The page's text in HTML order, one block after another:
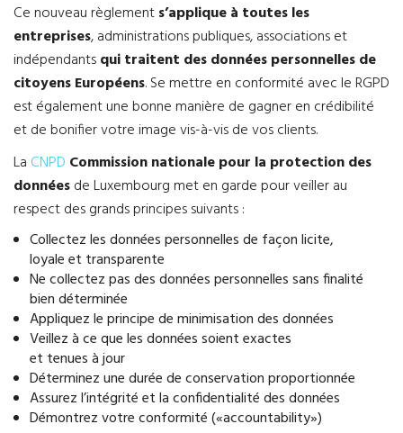
Ce nouveau règlements’applique à toutes les
entreprises, administrations publiques, associations et
indépendantsqui traitent des données personnelles de
citoyens Européens. Se mettre en conformité avec le RGPD
est également une bonne manière de gagner en crédibilité
et de bonifier votre image vis-à-vis de vos clients.
La CNPD Commission nationale pour la protection des
donnéesde Luxembourg met en garde pour veiller au
respect des grands principes suivants :
Collectez les données personnelles de façon licite,
loyale et transparente
Ne collectez pas des données personnelles sans finalité
bien déterminée
Appliquez le principe de minimisation des données
Veillez à ce que les données soient exactes
et tenues à jour
Déterminez une durée de conservation proportionnée
Assurez l’intégrité et la confidentialité des données
Démontrez votre conformité («accountability»)